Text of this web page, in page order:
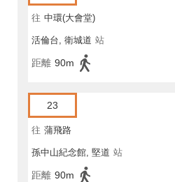
往 中環(大會堂)
活倫台, 衛城道 站
距離 90m
23
往 蒲飛路
孫中山紀念館, 堅道 站
距離 90m